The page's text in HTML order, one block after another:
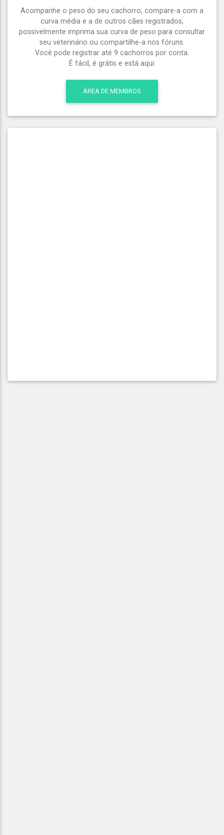
Acompanhe o peso do seu cachorro, compare-a com a
curva média e a de outros cães registrados,
possivelmente imprima sua curva de peso para consultar
seu veterinário ou compartilhe-a nos fóruns.
Você pode registrar até 9 cachorros por conta.
É fácil, é grátis e está aqui:
ÁREA DE MEMBROS